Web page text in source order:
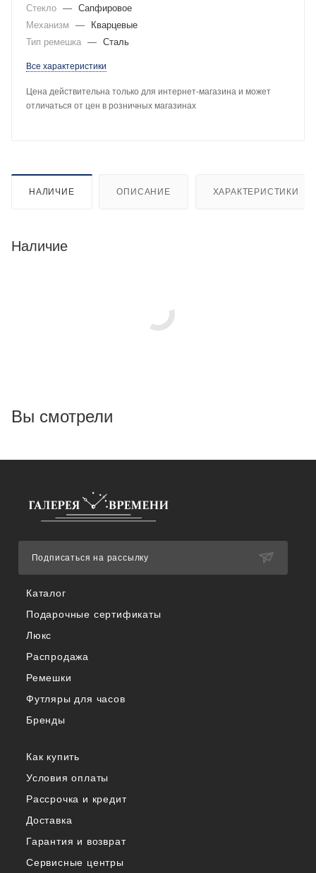
Стекло — Сапфировое
Механизм
—
Кварцевые
Тип ремешка — Сталь
Все характеристики
Цена действительна только для интернет-магазина и может
отличаться от цен в розничных магазинах
НАЛИЧИЕ ОПИСАНИЕ ХАРАКТЕРИСТИКИ
Наличие
Вы смотрели
Каталог
Подарочные сертификаты
Люкс
Распродажа
Ремешки
Футляры для часов
Бренды
Как купить
Условия оплаты
Рассрочка и кредит
Доставка
Гарантия и возврат
Сервисные центры
Подписаться на рассылку